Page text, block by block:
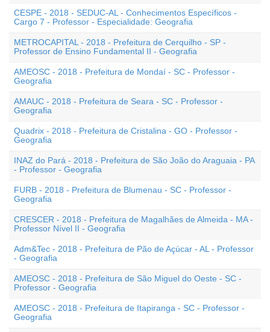
CESPE - 2018 - SEDUC-AL - Conhecimentos Específicos -
Cargo 7 - Professor - Especialidade: Geografia
METROCAPITAL - 2018 - Prefeitura de Cerquilho - SP -
Professor de Ensino Fundamental II - Geografia
AMEOSC - 2018 - Prefeitura de Mondaí - SC - Professor -
Geografia
AMAUC - 2018 - Prefeitura de Seara - SC - Professor -
Geografia
Quadrix - 2018 - Prefeitura de Cristalina - GO - Professor -
Geografia
INAZ do Pará - 2018 - Prefeitura de São João do Araguaia - PA
- Professor - Geografia
FURB - 2018 - Prefeitura de Blumenau - SC - Professor -
Geografia
CRESCER - 2018 - Prefeitura de Magalhães de Almeida - MA -
Professor Nível II - Geografia
Adm&Tec - 2018 - Prefeitura de Pão de Açúcar - AL - Professor
- Geografia
AMEOSC - 2018 - Prefeitura de São Miguel do Oeste - SC -
Professor - Geografia
AMEOSC - 2018 - Prefeitura de Itapiranga - SC - Professor -
Geografia